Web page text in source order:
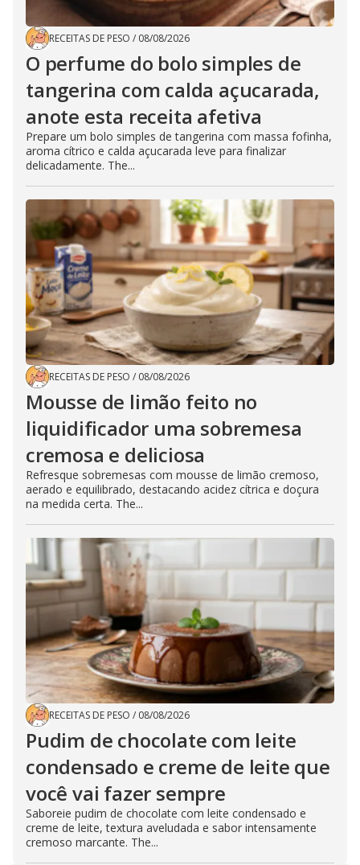
RECEITAS DE PESO / 08/08/2026
O perfume do bolo simples de
tangerina com calda açucarada,
anote esta receita afetiva
Prepare um bolo simples de tangerina com massa fofinha,
aroma cítrico e calda açucarada leve para finalizar
delicadamente. The...
RECEITAS DE PESO / 08/08/2026
Mousse de limão feito no
liquidificador uma sobremesa
cremosa e deliciosa
Refresque sobremesas com mousse de limão cremoso,
aerado e equilibrado, destacando acidez cítrica e doçura
na medida certa. The...
RECEITAS DE PESO / 08/08/2026
Pudim de chocolate com leite
condensado e creme de leite que
você vai fazer sempre
Saboreie pudim de chocolate com leite condensado e
creme de leite, textura aveludada e sabor intensamente
cremoso marcante. The...